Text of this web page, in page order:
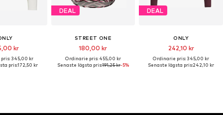
kr
345,00 kr
pris:172,50 kr
DEAL
STREET ONE
180,00 kr
Ordinarie pris: 455,00 kr
Senaste lägsta pris:191,25 kr-5%
DEAL
ONLY
242,10 kr
Ordinarie pris: 345,00 kr
Senaste lägsta pris:242,10 kr